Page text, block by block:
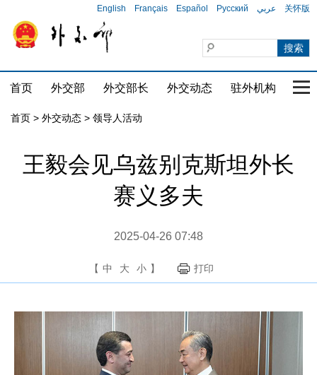
English Français Español Русский عربي 关怀版
首页 外交部 外交部长 外交动态 驻外机构 国
首页 > 外交动态 > 领导人活动
王毅会见乌兹别克斯坦外长
赛义多夫
2025-04-26 07:48
【 中 大 小 】 打印